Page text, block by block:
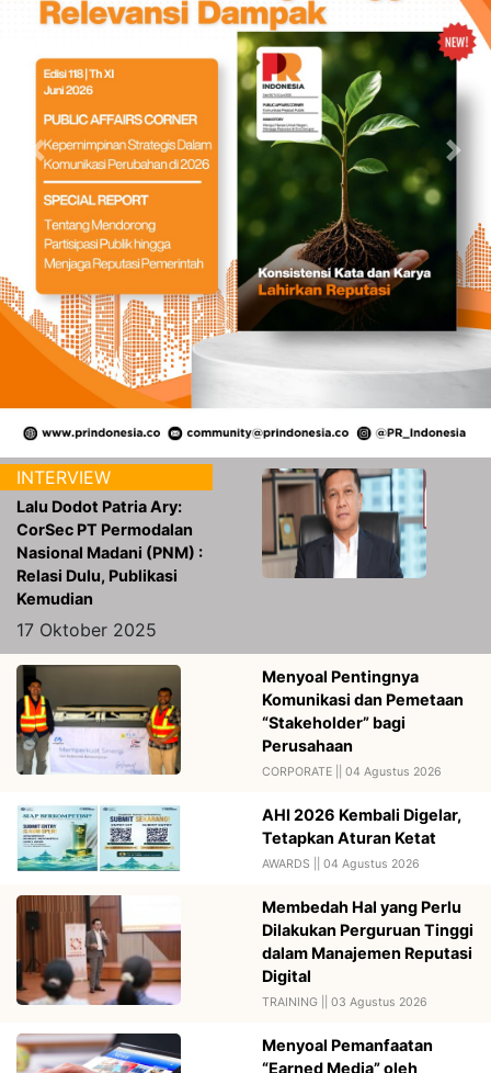
Previous Next
INTERVIEW
Lalu Dodot Patria Ary:
CorSec PT Permodalan
Nasional Madani (PNM) :
Kemudian
17 Oktober 2025
Menyoal Pentingnya
Komunikasi dan Pemetaan
AHI 2026 Kembali Digelar,
Tetapkan Aturan Ketat
AWARDS ||04 Agustus 2026
Membedah Hal yang Perlu
Dilakukan Perguruan Tinggi
dalam Manajemen Reputasi
Digital
Menyoal Pemanfaatan
“Earned Media” oleh
Praktisi PR di era AI
COMMUNITY || 03 Agustus 2026
PR Perguruan Tinggi
Pelajari Kiat Membangun